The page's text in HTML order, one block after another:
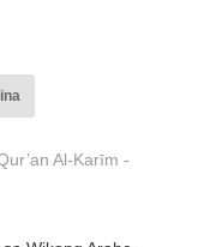
Al-Karīm -